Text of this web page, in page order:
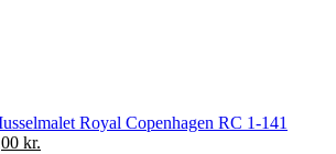
Royal Copenhagen RC 1-141
kr.